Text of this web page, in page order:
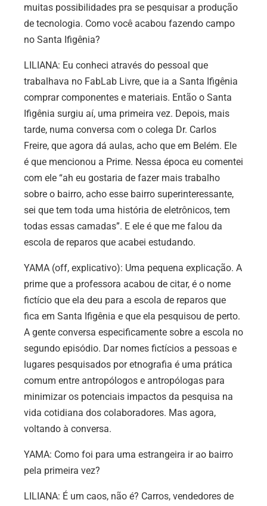
muitas possibilidades pra se pesquisar a produção
de tecnologia. Como você acabou fazendo campo
no Santa Ifigênia?
LILIANA: Eu conheci através do pessoal que
trabalhava no FabLab Livre, que ia a Santa Ifigênia
comprar componentes e materiais. Então o Santa
Ifigênia surgiu aí, uma primeira vez. Depois, mais
tarde, numa conversa com o colega Dr. Carlos
Freire, que agora dá aulas, acho que em Belém. Ele
é que mencionou a Prime. Nessa época eu comentei
com ele “ah eu gostaria de fazer mais trabalho
sobre o bairro, acho esse bairro superinteressante,
sei que tem toda uma história de eletrônicos, tem
todas essas camadas”. E ele é que me falou da
escola de reparos que acabei estudando.
YAMA (off, explicativo): Uma pequena explicação. A
prime que a professora acabou de citar, é o nome
fictício que ela deu para a escola de reparos que
fica em Santa Ifigênia e que ela pesquisou de perto.
A gente conversa especificamente sobre a escola no
segundo episódio. Dar nomes fictícios a pessoas e
lugares pesquisados por etnografia é uma prática
comum entre antropólogos e antropólogas para
minimizar os potenciais impactos da pesquisa na
vida cotidiana dos colaboradores. Mas agora,
voltando à conversa.
YAMA: Como foi para uma estrangeira ir ao bairro
pela primeira vez?
LILIANA: É um caos, não é? Carros, vendedores de